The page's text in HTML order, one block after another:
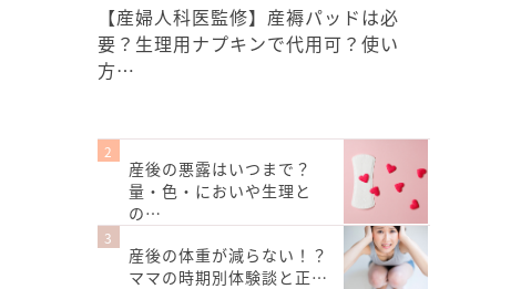
【産婦人科医監修】産褥パッドは必
要？生理用ナプキンで代用可？使い
方…
産後の悪露はいつまで？
量・色・においや生理と
の…
産後の体重が減らない！？
ママの時期別体験談と正…